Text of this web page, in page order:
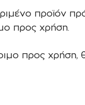
προϊόν
προς χρήση.
προς